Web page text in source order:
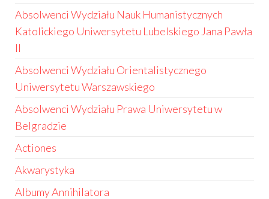
Absolwenci Wydziału Nauk Humanistycznych
Katolickiego Uniwersytetu Lubelskiego Jana Pawła
II
Absolwenci Wydziału Orientalistycznego
Uniwersytetu Warszawskiego
Absolwenci Wydziału Prawa Uniwersytetu w
Belgradzie
Actiones
Akwarystyka
Albumy Annihilatora